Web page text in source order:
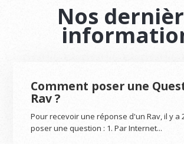
Nos
Comment poser une
Rav ?
Pour recevoir une réponse d'un Rav, il y a
poser une question : 1. Par Internet...